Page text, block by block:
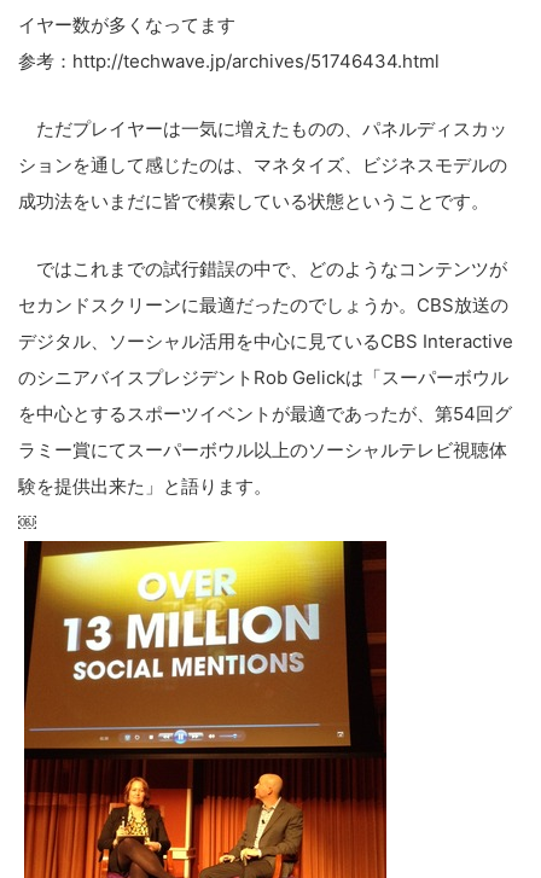
イヤー数が多くなってます
参考：http://techwave.jp/archives/51746434.html
ただプレイヤーは一気に増えたものの、パネルディスカッ
ションを通して感じたのは、マネタイズ、ビジネスモデルの
成功法をいまだに皆で模索している状態ということです。
ではこれまでの試行錯誤の中で、どのようなコンテンツが
セカンドスクリーンに最適だったのでしょうか。CBS放送の
デジタル、ソーシャル活用を中心に見ているCBS Interactive
のシニアバイスプレジデントRob Gelickは「スーパーボウル
を中心とするスポーツイベントが最適であったが、第54回グ
ラミー賞にてスーパーボウル以上のソーシャルテレビ視聴体
験を提供出来た」と語ります。
￼